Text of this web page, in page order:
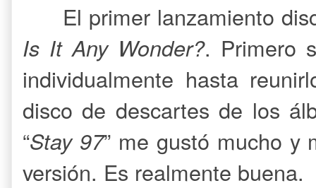
El primer lanzamiento
Is It Any Wonder?. Primero
individualmente hasta
disco de descartes de los
“Stay 97” me gustó mucho y
versión. Es realmente buena.